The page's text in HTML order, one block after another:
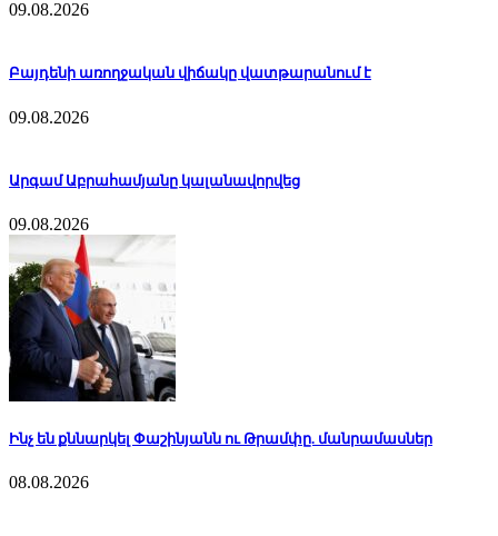
09.08.2026
Բայդենի առողջական վիճակը վատթարանում է
09.08.2026
Արգամ Աբրահամյանը կալանավորվեց
09.08.2026
Ինչ են քննարկել Փաշինյանն ու Թրամփը. մանրամասներ
08.08.2026